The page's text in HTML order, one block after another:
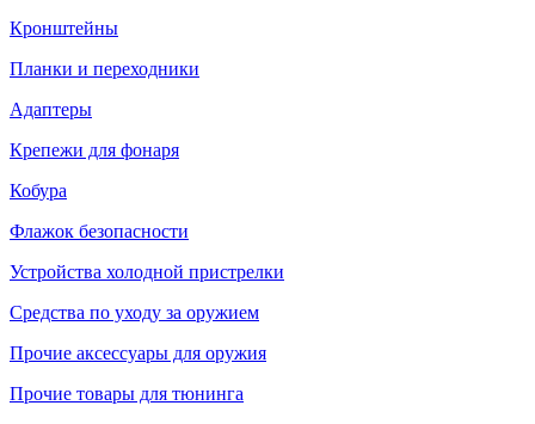
Кронштейны
Планки и переходники
Адаптеры
Крепежи для фонаря
Кобура
Флажок безопасности
Устройства холодной пристрелки
Средства по уходу за оружием
Прочие аксессуары для оружия
Прочие товары для тюнинга